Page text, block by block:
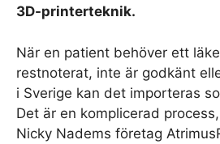
3D-printerteknik.
När en patient behöver ett
restnoterat, inte är godkänt
i Sverige kan det importeras
Det är en komplicerad
Nicky Nadems företag